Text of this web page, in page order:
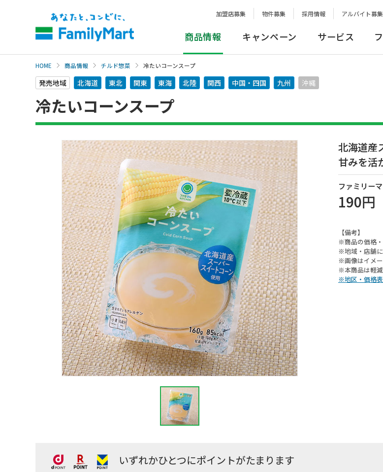
加盟店募集 物件募集 採用情報 アルバイト募集
商品情報 キャンペーン サービス
HOME 商品情報 チルド惣菜 冷たいコーンスープ
発売地域 北海道 東北 関東 東海 北陸 関西 中国・四国 九州 沖縄
冷たいコーンスープ
北海道産
甘みを活
ファミリー
190円
【備考】
※商品の価格・
※地域・店舗に
※画像はイメー
※本商品は軽減
※地区・価格表
いずれかひとつにポイントがたまります